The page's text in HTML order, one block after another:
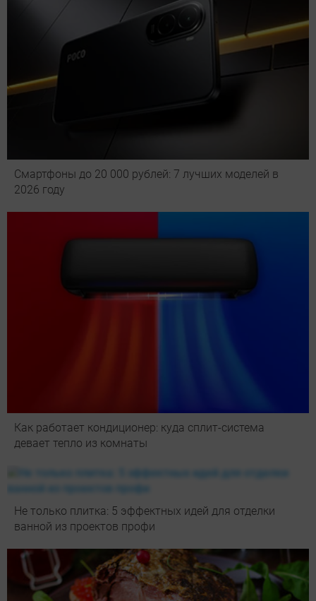
Смартфоны до 20 000 рублей: 7 лучших моделей в
2026 году
Как работает кондиционер: куда сплит-система
девает тепло из комнаты
Не только плитка: 5 эффектных идей для отделки
ванной из проектов профи